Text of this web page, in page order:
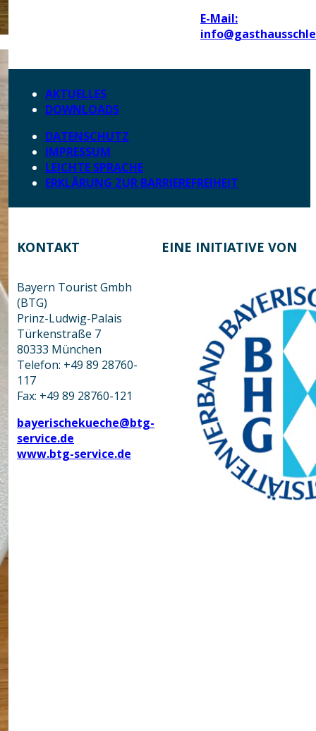
E-Mail:
AKTUELLES
DOWNLOADS
DATENSCHUTZ
IMPRESSUM
LEICHTE SPRACHE
ERKLÄRUNG ZUR BARRIEREFREIHEIT
KONTAKT EINE INITIATIVE VON
Bayern Tourist Gmbh
(BTG)
Prinz-Ludwig-Palais
Türkenstraße 7
80333 München
Telefon: +49 89 28760-
117
Fax: +49 89 28760-121
bayerischekueche@btg-
service.de
www.btg-service.de